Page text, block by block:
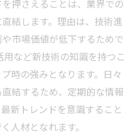
押さえることは、業界での
結します。理由は、技術進
市場価値が低下するためで
用など新技術の知識を持つこ
時の強みとなります。日々
結するため、定期的な情報
新トレンドを意識すること
人材となれます。